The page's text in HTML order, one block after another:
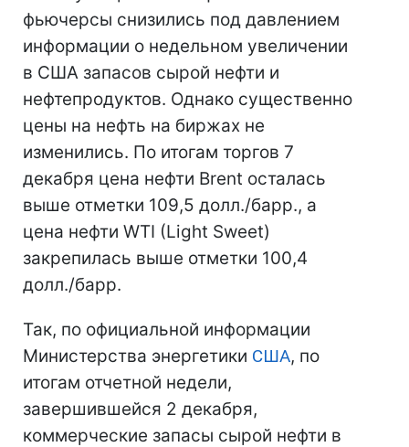
фьючерсы снизились под давлением
информации о недельном увеличении
в США запасов сырой нефти и
нефтепродуктов. Однако существенно
цены на нефть на биржах не
изменились. По итогам торгов 7
декабря цена нефти Brent осталась
выше отметки 109,5 долл./барр., а
цена нефти WTI (Light Sweet)
закрепилась выше отметки 100,4
долл./барр.
Так, по официальной информации
Министерства энергетики США, по
итогам отчетной недели,
завершившейся 2 декабря,
коммерческие запасы сырой нефти в